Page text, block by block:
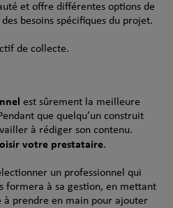
et offre différentes options de
besoins spécifiques du projet.
de collecte.
est sûrement la meilleure
que quelqu’un construit
à rédiger son contenu.
votre prestataire.
un professionnel qui
formera à sa gestion, en mettant
à prendre en main pour ajouter